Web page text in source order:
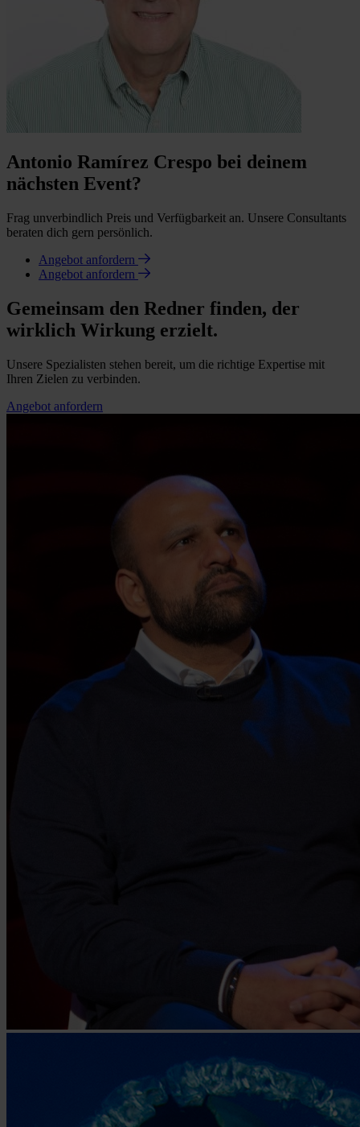
Antonio Ramírez Crespo bei deinem
nächsten Event?
Frag unverbindlich Preis und Verfügbarkeit an. Unsere Consultants
beraten dich gern persönlich.
Angebot anfordern
Angebot anfordern
Gemeinsam den Redner finden, der
wirklich Wirkung erzielt.
Unsere Spezialisten stehen bereit, um die richtige Expertise mit
Ihren Zielen zu verbinden.
Angebot anfordern